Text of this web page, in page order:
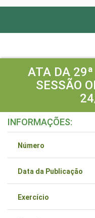
ATA DA
SESSÃO
INFORMAÇÕES:
Número
Data da Publicação
Exercício